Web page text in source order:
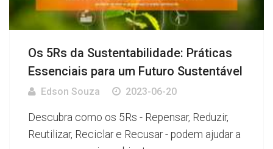
Os 5Rs da Sustentabilidade: Práticas
Essenciais para um Futuro Sustentável
Edson Souza 2023-06-20
Descubra como os 5Rs - Repensar, Reduzir,
Reutilizar, Reciclar e Recusar - podem ajudar a